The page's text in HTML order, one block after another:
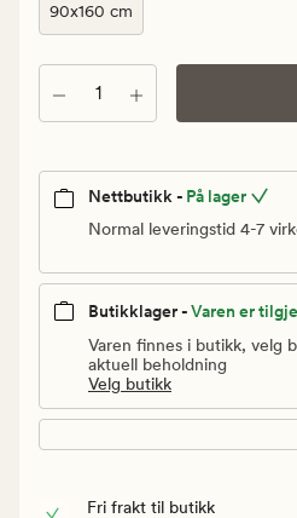
90x160 cm
Antall
Nettbutikk - På lager
Normal leveringstid 4-7
Butikklager -Varen er
Varen finnes i butikk, velg
aktuell beholdning
Velg butikk
Fri frakt til butikk